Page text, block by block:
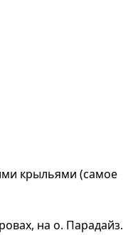
крыльями (самое
на о. Парадайз.